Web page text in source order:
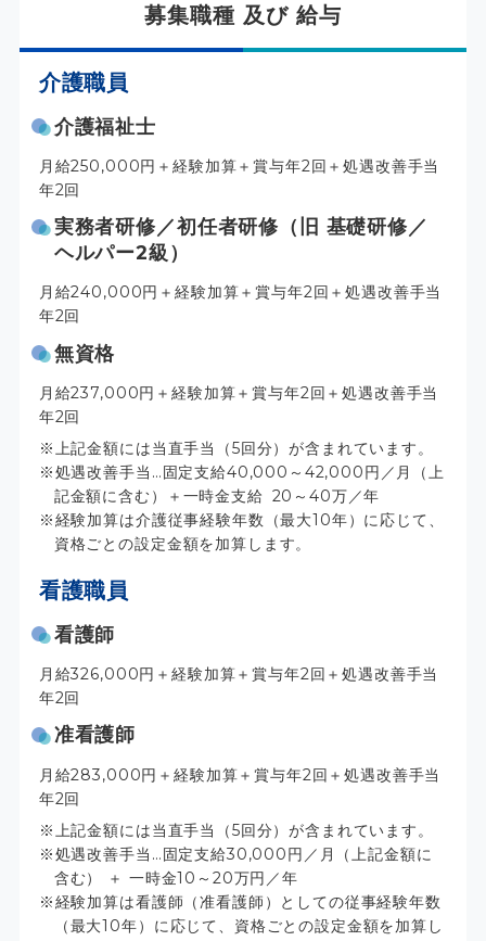
募集職種 及び 給与
介護職員
介護福祉士
月給250,000円＋経験加算＋賞与年2回＋処遇改善手当
年2回
実務者研修／初任者研修（旧 基礎研修／
ヘルパー2級）
月給240,000円＋経験加算＋賞与年2回＋処遇改善手当
年2回
無資格
月給237,000円＋経験加算＋賞与年2回＋処遇改善手当
年2回
上記金額には当直手当（5回分）が含まれています。
処遇改善手当…固定支給40,000～42,000円／月（上
記金額に含む）＋一時金支給 20～40万／年
経験加算は介護従事経験年数（最大10年）に応じて、
資格ごとの設定金額を加算します。
看護職員
看護師
月給326,000円＋経験加算＋賞与年2回＋処遇改善手当
年2回
准看護師
月給283,000円＋経験加算＋賞与年2回＋処遇改善手当
年2回
上記金額には当直手当（5回分）が含まれています。
処遇改善手当…固定支給30,000円／月（上記金額に
含む） ＋ 一時金10～20万円／年
経験加算は看護師（准看護師）としての従事経験年数
（最大10年）に応じて、資格ごとの設定金額を加算し